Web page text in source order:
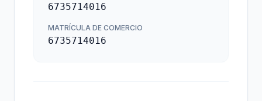
6735714016
MATRÍCULA DE COMERCIO
6735714016